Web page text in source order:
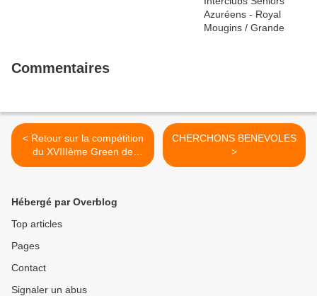
Commentaires
< Retour sur la compétition
du XVIIIème Green de
l’Espoir organisé par le
CHERCHONS BENEVOLES
>
Hébergé par Overblog
Top articles
Pages
Contact
Signaler un abus